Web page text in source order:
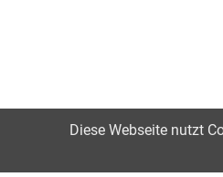
Diese Webseite nutzt